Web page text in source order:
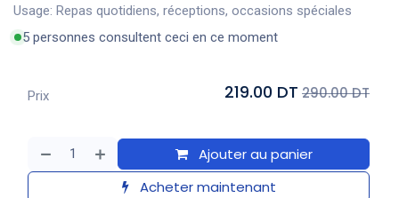
Usage: Repas quotidiens, réceptions, occasions spéciales
5 personnes consultent ceci en ce moment
Ajouter au panier
Acheter maintenant
Prix 219.00 DT 290.00 DT